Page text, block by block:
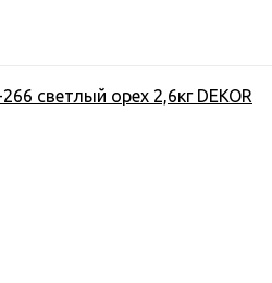
светлый орех 2,6кг DEKOR